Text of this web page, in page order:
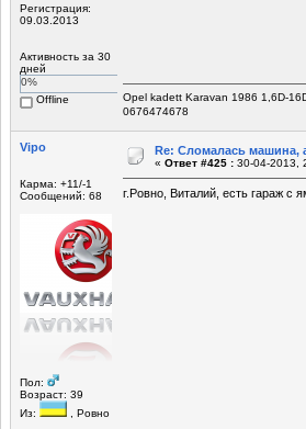
Регистрация:
09.03.2013
Активность за 30
дней
0%
Offline
Opel kadett Karavan 1986 1,6D-
0676474678
Vipo
Карма: +11/-1
Сообщений: 68
Пол:
Возраст: 39
Из:
, Ровно
Re: Сломалась
« Ответ #425 : 30-04-2013,
г.Ровно, Виталий, есть гараж с